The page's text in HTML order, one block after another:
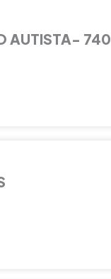
AUTISTA- 740